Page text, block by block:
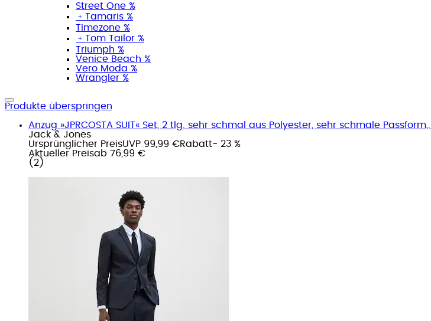
Street One %
﹢ Tamaris %
Timezone %
﹢ Tom Tailor %
Triumph %
Venice Beach %
Vero Moda %
Wrangler %
Produkte überspringen
Anzug »JPRCOSTA SUIT« Set, 2 tlg. sehr schmal aus Polyester, sehr schmale Passform,...
Jack & Jones
Ursprünglicher PreisUVP 99,99 €Rabatt- 23 %
Aktueller Preisab 76,99 €
( 2 )